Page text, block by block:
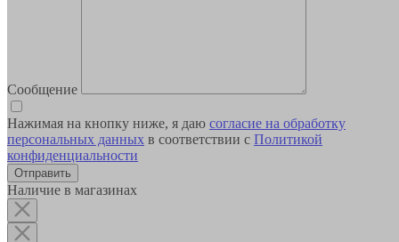
Сообщение
Нажимая на кнопку ниже, я даю согласие на обработку
персональных данных в соответствии с Политикой
конфиденциальности
Наличие в магазинах